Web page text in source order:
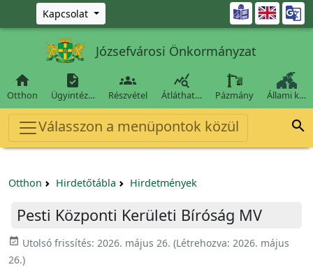
Ugrás a fő tartalomra
Kapcsolat 
Józsefvárosi Önkormányzat

Otthon

Ügyintéz…

Részvétel

Átláthat… Pázmány Állami k…
Válasszon a menüpontok közül 
Otthon Hirdetőtábla Hirdetmények
Pesti Központi Kerületi Bíróság MV
event_available Utolsó frissítés: 2026. május 26. (Létrehozva: 2026. május
26.)